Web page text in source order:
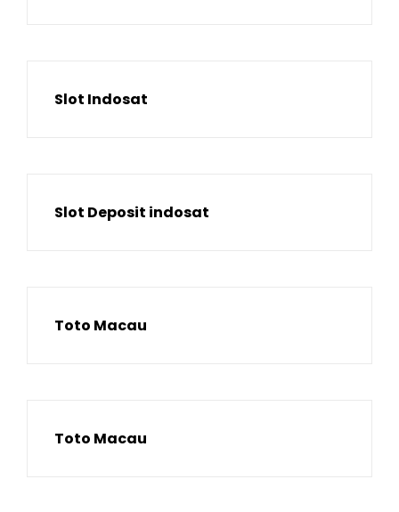
Slot Indosat
Slot Deposit indosat
Toto Macau
Toto Macau